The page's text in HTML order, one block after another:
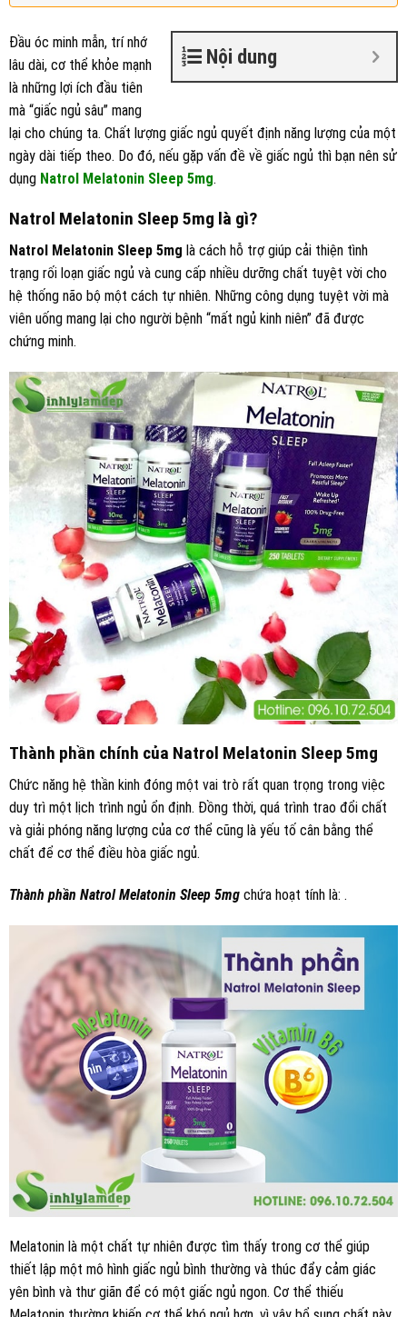
Nội dung
Đầu óc minh mẫn, trí nhớ
lâu dài, cơ thể khỏe mạnh
là những lợi ích đầu tiên
mà “giấc ngủ sâu” mang
lại cho chúng ta. Chất lượng giấc ngủ quyết định năng lượng của một
ngày dài tiếp theo. Do đó, nếu gặp vấn đề về giấc ngủ thì bạn nên sử
dụng Natrol Melatonin Sleep 5mg.
Natrol Melatonin Sleep 5mg là gì?
Natrol Melatonin Sleep 5mg là cách hỗ trợ giúp cải thiện tình
trạng rối loạn giấc ngủ và cung cấp nhiều dưỡng chất tuyệt vời cho
hệ thống não bộ một cách tự nhiên. Những công dụng tuyệt vời mà
viên uống mang lại cho người bệnh “mất ngủ kinh niên” đã được
chứng minh.
Thành phần chính của Natrol Melatonin Sleep 5mg
Chức năng hệ thần kinh đóng một vai trò rất quan trọng trong việc
duy trì một lịch trình ngủ ổn định. Đồng thời, quá trình trao đổi chất
và giải phóng năng lượng của cơ thể cũng là yếu tố cân bằng thể
chất để cơ thể điều hòa giấc ngủ.
Thành phần Natrol Melatonin Sleep 5mg chứa hoạt tính là: .
Melatonin là một chất tự nhiên được tìm thấy trong cơ thể giúp
thiết lập một mô hình giấc ngủ bình thường và thúc đẩy cảm giác
yên bình và thư giãn để có một giấc ngủ ngon. Cơ thể thiếu